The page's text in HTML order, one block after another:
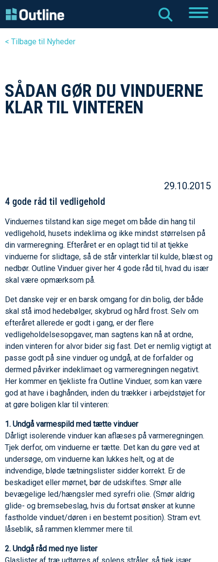
< Tilbage til Nyheder
SÅDAN GØR DU VINDUERNE
KLAR TIL VINTEREN
29.10.2015
4 gode råd til vedligehold
Vinduernes tilstand kan sige meget om både din hang til
vedligehold, husets indeklima og ikke mindst størrelsen på
din varmeregning. Efteråret er en oplagt tid til at tjekke
vinduerne for slidtage, så de står vinterklar til kulde, blæst og
nedbør. Outline Vinduer giver her 4 gode råd til, hvad du især
skal være opmærksom på.
Det danske vejr er en barsk omgang for din bolig, der både
skal stå imod hedebølger, skybrud og hård frost. Selv om
efteråret allerede er godt i gang, er der flere
vedligeholdelsesopgaver, man sagtens kan nå at ordne,
inden vinteren for alvor bider sig fast. Det er nemlig vigtigt at
passe godt på sine vinduer og undgå, at de forfalder og
dermed påvirker indeklimaet og varmeregningen negativt.
Her kommer en tjekliste fra Outline Vinduer, som kan være
god at have i baghånden, inden du trækker i arbejdstøjet for
at gøre boligen klar til vinteren:
1. Undgå varmespild med tætte vinduer
Dårligt isolerende vinduer kan aflæses på varmeregningen.
Tjek derfor, om vinduerne er tætte. Det kan du gøre ved at
undersøge, om vinduerne kan lukkes helt, og at de
indvendige, bløde tætningslister sidder korrekt. Er de
beskadiget eller mørnet, bør de udskiftes. Smør alle
bevægelige led/hængsler med syrefri olie. (Smør aldrig
glide- og bremsebeslag, hvis du fortsat ønsker at kunne
fastholde vinduet/døren i en bestemt position). Stram evt.
låseblik, så rammen klemmer mere til.
2. Undgå råd med nye lister